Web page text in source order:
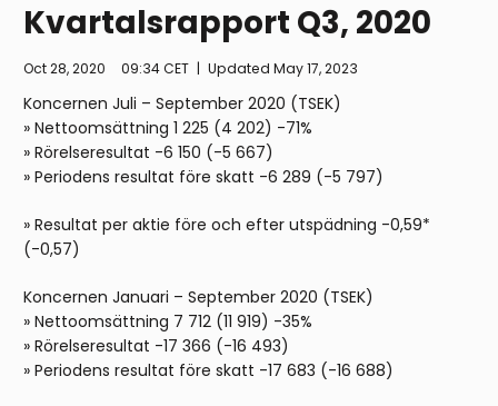
Kvartalsrapport Q3, 2020
Oct 28, 2020 09:34 CET | Updated May 17, 2023
Koncernen Juli – September 2020 (TSEK)
» Nettoomsättning 1 225 (4 202) -71%
» Rörelseresultat -6 150 (-5 667)
» Periodens resultat före skatt -6 289 (-5 797)
» Resultat per aktie före och efter utspädning -0,59*
(-0,57)
Koncernen Januari – September 2020 (TSEK)
» Nettoomsättning 7 712 (11 919) -35%
» Rörelseresultat -17 366 (-16 493)
» Periodens resultat före skatt -17 683 (-16 688)